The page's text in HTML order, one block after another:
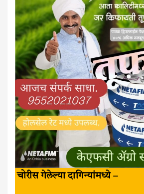
चोरीस गेलेल्या दागिन्यांमध्ये –